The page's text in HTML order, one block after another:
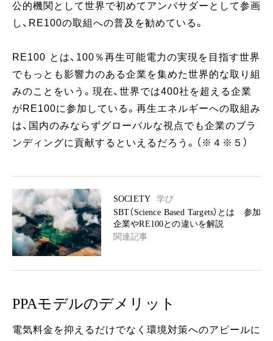
公的機関として世界で初めてアンバサダーとして参画
し、RE100の取組への普及を勧めている。
RE100 とは、100％再生可能電力の実現を目指す世界
でもっとも影響力のある企業を集めた世界的な取り組
みのことをいう。現在、世界では400社を超える企業
がRE100に参加している。再生エネルギーへの取組み
は、国内のみならずグローバルな視点でも企業のブラ
ンディングに貢献するといえるだろう。（※４※５）
SOCIETY
学び
SBT（Science Based Targets）とは 参加
企業やRE100との違いを解説
関連記事
PPAモデルのデメリット
電気料金を抑えるだけでなく環境対策へのアピールに